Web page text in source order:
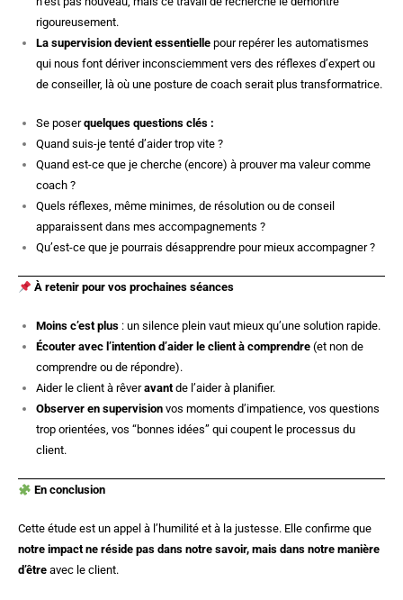
rigoureusement.
La supervision devient essentielle pour repérer les automatismes
qui nous font dériver inconsciemment vers des réflexes d’expert ou
de conseiller, là où une posture de coach serait plus transformatrice.
Se poserquelques questions clés :
Quand suis-je tenté d’aider trop vite ?
Quand est-ce que je cherche (encore) à prouver ma valeur comme
coach ?
Quels réflexes, même minimes, de résolution ou de conseil
apparaissent dans mes accompagnements ?
Qu’est-ce que je pourrais désapprendre pour mieux accompagner ?
À retenir pour vos prochaines séances
Moins c’est plus : un silence plein vaut mieux qu’une solution rapide.
Écouter avec l’intention d’aider le client à comprendre (et non de
comprendre ou de répondre).
Aider le client à rêveravantde l’aider à planifier.
Observer en supervision vos moments d’impatience, vos questions
trop orientées, vos “bonnes idées” qui coupent le processus du
client.
En conclusion
Cette étude est un appel à l’humilité et à la justesse. Elle confirme que
notre impact ne réside pas dans notre savoir, mais dans notre manière
d’être avec le client.